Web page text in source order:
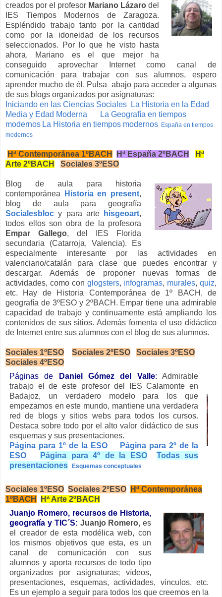
creados por el profesor Mariano Lázaro del
IES Tiempos Modernos de Zaragoza.
Espléndido trabajo tanto por la cantidad
como por la idoneidad de los recursos
seleccionados. Por lo que he visto hasta
ahora, Mariano es el que mejor ha
conseguido aprovechar Internet como canal de
comunicación para trabajar con sus alumnos, espero
aprender mucho de él. Pulsa abajo para acceder a algunas
de sus blogs organizados por asignaturas:
Iniciando en las Ciencias Sociales
La Historia en la Edad
Media y Edad Moderna
La Geografía en tiempos
modernos La Historia en tiempos modernos España en tiempos
modernos
Hª Contemporánea 1ºBACH Hª España 2ºBACH
Hª
Arte 2ºBACH
Sociales 3ºESO
Blog de aula para historia
contemporánea
Historia en present,
blog de aula para geografía
Socialesbloc y para arte hisgeoart,
todos ellos son obra de la profesora
Empar Gallego, del IES Florida
secundaria (Catarroja, Valencia). Es
especialmente interesante por las actividades en
valenciano/catalán para clase que puedes encontrar y
descargar. Además de proponer nuevas formas de
actividades, como con glogsters, infogramas, murales,quiz,
etc. Hay de Historia Contemporánea de 1º BACH, de
geografía de 3ºESO y 2ºBACH. Empar tiene una admirable
capacidad de trabajo y continuamente está ampliando los
contenidos de sus sitios. Además fomenta el uso didáctico
de Internet entre sus alumnos con el blog de sus alumnos.
Sociales 1ºESO Sociales 2ºESO
Sociales 3ºESO
Sociales 4ºESO
Páginas de
Daniel Gómez del Valle:Admirable
trabajo el de este profesor del IES Calamonte en
Badajoz, un verdadero modelo para los que
empezamos en este mundo, mantiene una verdadera
red de blogs y sitios webs para todos los cursos.
Destaca sobre todo por el alto valor didáctico de sus
esquemas y sus presentaciones.
Página para 1º de la ESO
Página para 2º de la
ESO
Página para 4º de la ESO
Todas sus
presentaciones Esquemas conceptuales
Sociales 1ºESO Sociales 2ºESO
Hª Contemporánea
1ºBACH
Hª Arte 2ºBACH
Juanjo Romero, recursos de Historia,
geografía y TIC´S: Juanjo Romero,es
el creador de esta modélica web, con
los mismos objetivos que esta, es un
canal de comunicación con sus
alumnos y aporta recursos de todo tipo
organizados por asignaturas; vídeos,
presentaciones, esquemas, actividades, vínculos, etc.
Es un ejemplo a seguir para todos los que creemos en la